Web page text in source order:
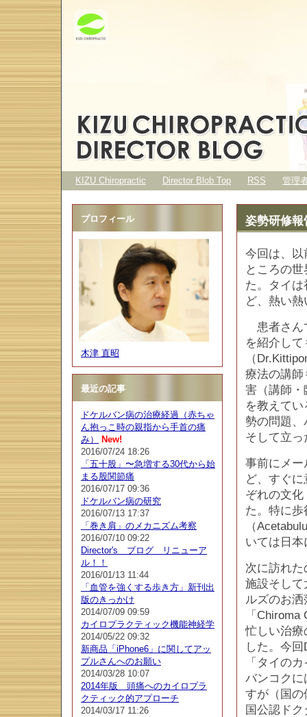
KIZU Chiropractic Director Blob Top RSS 管理
姿勢研修
今回は、以
ところの
た。タイ
ど、熱い
患者さん
を紹介し
（
療法の講師
害（講師・
を教えて
勢の問題
そして立
事前にメー
ど、すぐ
ぞれの文
た。特に
（
いては日
次に訪れ
施設そして
ルズのお
「
忙しい治療
した。今
「タイの
バンコクに
すが（国の
国公認ド
プロフィール
木津 直昭
最近の記事
ドケルバン病の治療経過（赤ちゃ
ん抱っこ時の親指から手首の痛
み）
New!
2016/07/24 18:26
「五十股」〜急増する30代から始
まる股関節痛
2016/07/17 09:36
ドケルバン病の研究
2016/07/13 17:37
「巻き肩」のメカニズム考察
2016/07/10 09:22
Director's ブログ リニューア
ル！！
2016/01/13 11:44
「血管を強くする歩き方」新刊出
版のきっかけ
2014/07/09 09:59
カイロプラクティック機能神経学
2014/05/22 09:32
新商品「iPhone6」に関してアッ
プルさんへのお願い
2014/03/28 10:07
2014年版 頭痛へのカイロプラ
クティック的アプローチ
2014/03/17 11:26